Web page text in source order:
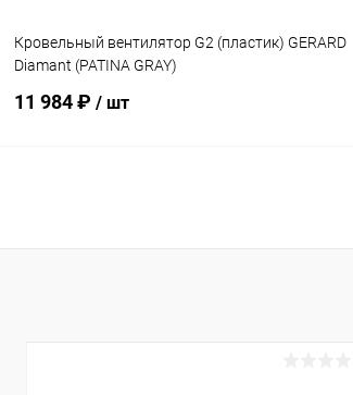
Кровельный вентилятор G2 (пластик) GERARD
Diamant (PATINA GRAY)
11 984 ₽ / шт
Купить в 1 клик Сравнение